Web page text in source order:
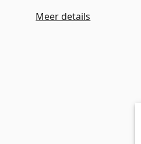
Meer details